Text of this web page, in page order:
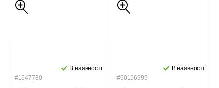
#1647780
В наявності
#60106999
В наявності